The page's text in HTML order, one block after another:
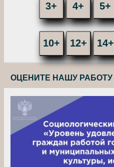
3+ 4+ 5+
10+ 12+ 14+
ОЦЕНИТЕ НАШУ РАБОТУ